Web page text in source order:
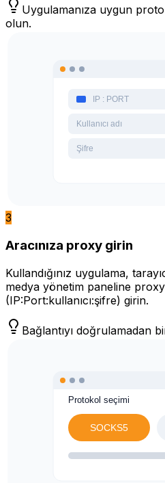
Uygulamanıza uygun
olun.
3
Aracınıza proxy girin
Kullandığınız uygulama,
medya yönetim paneline
(IP:Port:kullanıcı:şifre) girin.
Bağlantıyı doğrulamadan